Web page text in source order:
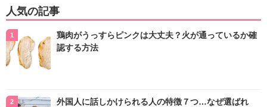
人気の記事
鶏肉がうっすらピンクは大丈夫？火が通っているか確
認する方法
外国人に話しかけられる人の特徴７つ…なぜ選ばれ